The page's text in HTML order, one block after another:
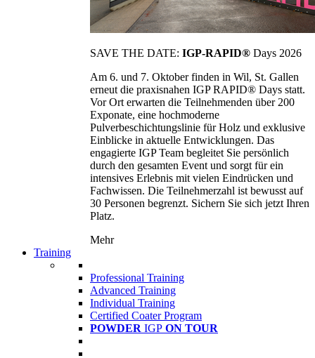
SAVE THE DATE: IGP-RAPID® Days 2026
Am 6. und 7. Oktober finden in Wil, St. Gallen
erneut die praxisnahen IGP RAPID® Days statt.
Vor Ort erwarten die Teilnehmenden über 200
Exponate, eine hochmoderne
Pulverbeschichtungslinie für Holz und exklusive
Einblicke in aktuelle Entwicklungen. Das
engagierte IGP Team begleitet Sie persönlich
durch den gesamten Event und sorgt für ein
intensives Erlebnis mit vielen Eindrücken und
Fachwissen. Die Teilnehmerzahl ist bewusst auf
30 Personen begrenzt. Sichern Sie sich jetzt Ihren
Platz.
Mehr
Training
Professional Training
Advanced Training
Individual Training
Certified Coater Program
POWDER IGP ON TOUR